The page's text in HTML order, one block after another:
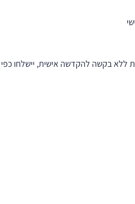
בקשה להקדשה אישית, יישלחו כפי